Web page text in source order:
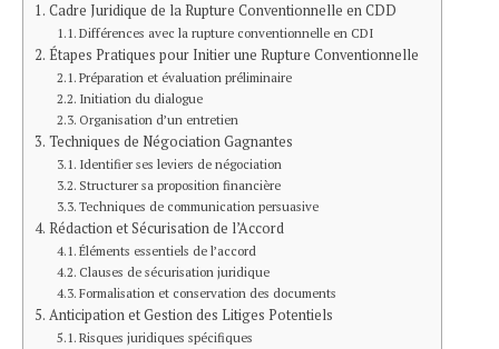
Cadre Juridique de la Rupture Conventionnelle en CDD
Différences avec la rupture conventionnelle en CDI
Étapes Pratiques pour Initier une Rupture Conventionnelle
Préparation et évaluation préliminaire
Initiation du dialogue
Organisation d’un entretien
Techniques de Négociation Gagnantes
Identifier ses leviers de négociation
Structurer sa proposition financière
Techniques de communication persuasive
Rédaction et Sécurisation de l’Accord
Éléments essentiels de l’accord
Clauses de sécurisation juridique
Formalisation et conservation des documents
Anticipation et Gestion des Litiges Potentiels
Risques juridiques spécifiques